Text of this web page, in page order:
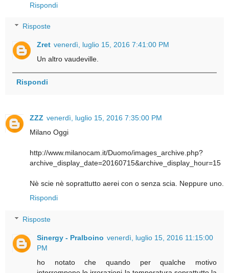
Rispondi
Risposte
Zret venerdì, luglio 15, 2016 7:41:00 PM
Un altro vaudeville.
Rispondi
ZZZ venerdì, luglio 15, 2016 7:35:00 PM
Milano Oggi
http://www.milanocam.it/Duomo/images_archive.php?
archive_display_date=20160715&archive_display_hour=15
Nè scie nè soprattutto aerei con o senza scia. Neppure uno.
Rispondi
Risposte
Sinergy - Pralboino venerdì, luglio 15, 2016 11:15:00
PM
ho notato che quando per qualche motivo